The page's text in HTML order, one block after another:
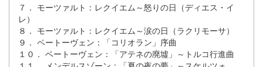
７． モーツァルト：レクイエム～怒りの日（ディエス・イ
レ）
８． モーツァルト：レクイエム～涙の日（ラクリモーサ）
９． ベートーヴェン：「コリオラン」序曲
１０． ベートーヴェン：「アテネの廃墟」～トルコ行進曲